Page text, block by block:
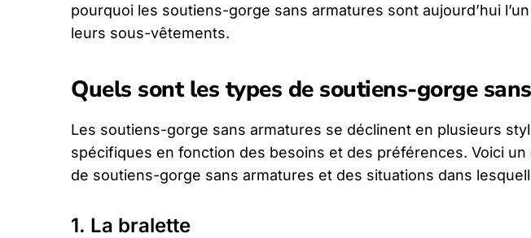
pourquoi les soutiens-gorge sans armatures sont aujourd’hui
leurs sous-vêtements.
Quels sont les types de soutiens-gorge
Les soutiens-gorge sans armatures se déclinent en plusieurs
spécifiques en fonction des besoins et des préférences. Voici
de soutiens-gorge sans armatures et des situations dans
1. La bralette